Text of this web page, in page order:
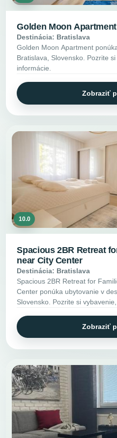
Golden Moon Apartment
Destinácia: Bratislava
Golden Moon Apartment
Bratislava, Slovensko. Pozrite
informácie.
Zobraziť
10.0
Spacious 2BR Retreat
near City Center
Destinácia: Bratislava
Spacious 2BR Retreat for
Center ponúka ubytovanie v
Slovensko. Pozrite si
Zobraziť